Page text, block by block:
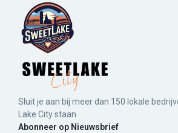
Sluit je aan bij meer dan 150 lokale
Lake City staan
Abonneer op Nieuwsbrief